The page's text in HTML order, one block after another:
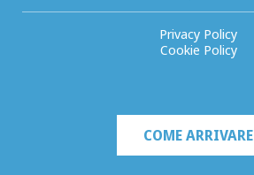
Privacy Policy
Cookie Policy
COME ARRIVARE